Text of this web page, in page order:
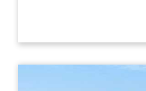
la réserve de
d’années, une telle
pêcheurs et